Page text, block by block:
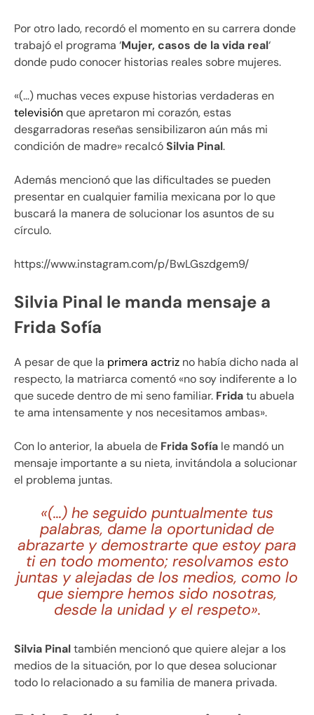
Por otro lado, recordó el momento en su carrera donde
trabajó el programa ‘Mujer, casos de la vida real‘
donde pudo conocer historias reales sobre mujeres.
«(…) muchas veces expuse historias verdaderas en
televisiónque apretaron mi corazón, estas
desgarradoras reseñas sensibilizaron aún más mi
condición de madre» recalcóSilvia Pinal.
Además mencionó que las dificultades se pueden
presentar en cualquier familia mexicana por lo que
buscará la manera de solucionar los asuntos de su
círculo.
https://www.instagram.com/p/BwLGszdgem9/
Silvia Pinal le manda mensaje a
Frida Sofía
A pesar de que la primera actriz no había dicho nada al
respecto, la matriarca comentó «no soy indiferente a lo
que sucede dentro de mi seno familiar. Fridatu abuela
te ama intensamente y nos necesitamos ambas».
Con lo anterior, la abuela de Frida Sofía le mandó un
mensaje importante a su nieta, invitándola a solucionar
el problema juntas.
«(…) he seguido puntualmente tus
palabras, dame la oportunidad de
abrazarte y demostrarte que estoy para
ti en todo momento; resolvamos esto
juntas y alejadas de los medios, como lo
que siempre hemos sido nosotras,
desde la unidad y el respeto».
Silvia Pinaltambién mencionó que quiere alejar a los
medios de la situación, por lo que desea solucionar
todo lo relacionado a su familia de manera privada.